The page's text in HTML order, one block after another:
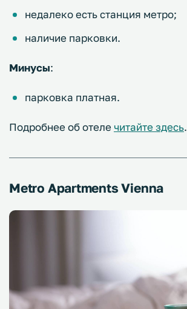
недалеко есть станция метро;
наличие парковки.
Минусы:
парковка платная.
Подробнее об отеле читайте здесь.
Metro Apartments Vienna